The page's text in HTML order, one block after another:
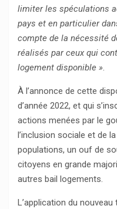
limiter les spéculations
pays et en particulier
compte de la nécessité
réalisés par ceux qui
logement disponible ».
À l’annonce de cette
d’année 2022, et qui
actions menées par le
l’inclusion sociale et de
populations, un ouf de
citoyens en grande
autres bail logements.
L’application du